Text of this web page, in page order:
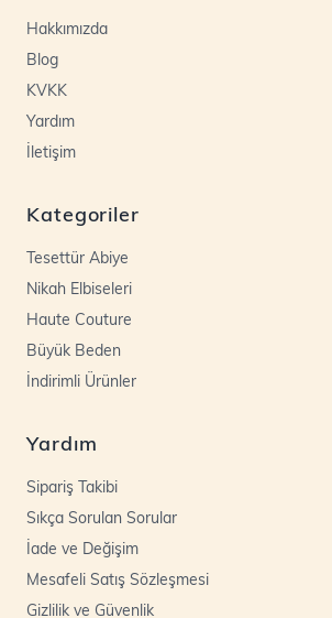
Hakkımızda
Blog
KVKK
Yardım
İletişim
Kategoriler
Tesettür Abiye
Nikah Elbiseleri
Haute Couture
Büyük Beden
İndirimli Ürünler
Yardım
Sipariş Takibi
Sıkça Sorulan Sorular
İade ve Değişim
Mesafeli Satış Sözleşmesi
Gizlilik ve Güvenlik